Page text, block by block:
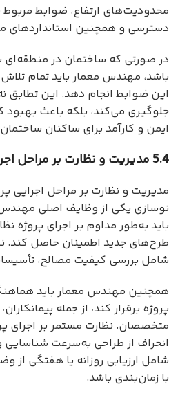
محدودیت‌های ارتفاع، ضوابط مربوط
دسترسی و همچنین استانداردهای
در صورتی که ساختمان در منطقه‌ای
باشد، مهندس معمار باید تمام
این ضوابط انجام دهد. این تطابق
جلوگیری می‌کند، بلکه باعث
ایمن و کارآمد برای ساکنان
5.4 مدیریت و نظارت بر مراحل اجرایی
مدیریت و نظارت بر مراحل اجرایی
نوسازی یکی از وظایف اصلی
باید به‌طور مداوم بر اجرای پروژه
طرح‌های جدید اطمینان حاصل کند.
شامل بررسی کیفیت مصالح،
همچنین مهندس معمار باید
پروژه برقرار کند، از جمله
متخصصان. نظارت مستمر بر اجرای
انحراف از طراحی به‌سرعت شناسایی
شامل ارزیابی روزانه یا هفتگی
با زمان‌بندی باشد.